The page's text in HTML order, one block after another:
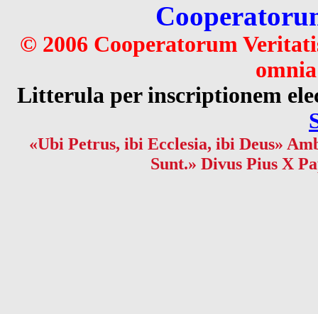
© 2006 Cooperatorum
Litterula per inscriptionem
«Ubi Petrus, ibi Ecclesia, ibi Deus»
Sunt.» Divus Pius X